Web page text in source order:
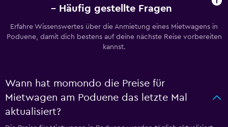
– Häufig gestellte Fragen
Erfahre Wissenswertes über die Anmietung eines Mietwagens in
Poduene, damit dich bestens auf deine nächste Reise vorbereiten
kannst.
Wann hat momondo die Preise für
Mietwagen am Poduene das letzte Mal
aktualisiert?